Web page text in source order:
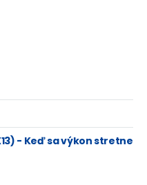
- Keď sa výkon stretne